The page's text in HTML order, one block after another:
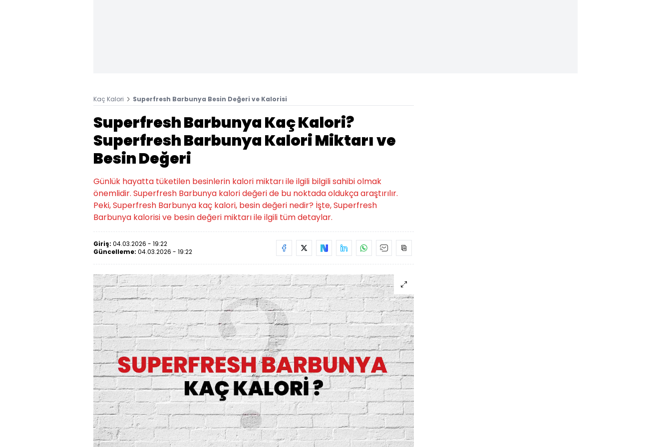
Kaç Kalori Superfresh Barbunya Besin Değeri ve Kalorisi
Superfresh Barbunya Kaç Kalori?
Superfresh Barbunya Kalori Miktarı ve
Besin Değeri
Günlük hayatta tüketilen besinlerin kalori miktarı ile ilgili bilgili sahibi olmak
önemlidir. Superfresh Barbunya kalori değeri de bu noktada oldukça araştırılır.
Peki, Superfresh Barbunya kaç kalori, besin değeri nedir? İşte, Superfresh
Barbunya kalorisi ve besin değeri miktarı ile ilgili tüm detaylar.
Giriş: 04.03.2026 - 19:22
Güncelleme: 04.03.2026 - 19:22